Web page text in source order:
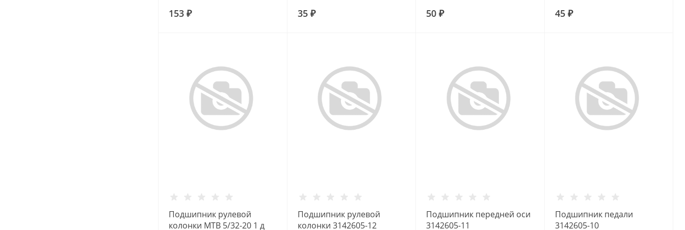
153 ₽ 35 ₽ 50 ₽ 45 ₽
Подшипник рулевой
колонки МТВ 5/32-20 1 д
Подшипник рулевой
колонки 3142605-12
Подшипник передней оси
3142605-11
Подшипник педали
3142605-10